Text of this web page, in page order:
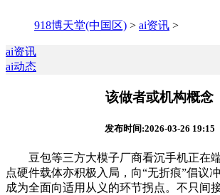
918博天堂(中国区) > ai资讯 >
ai资讯
ai动态
该做者或机构概念
发布时间:2026-03-26 19:15
豆包等三方大模子厂商看沉手机正在
点硬件载体亦积极入局，向“无折痕”倡议
成为全面向适用从义的环节拐点。不只间